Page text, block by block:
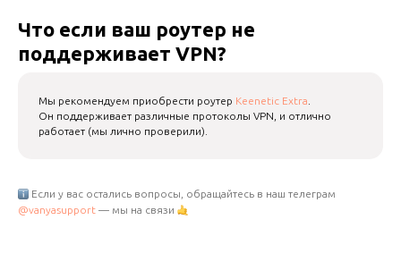
Что если ваш роутер не
поддерживает VPN?
Мы рекомендуем приобрести роутер Keenetic Extra
Он поддерживает различные протоколы VPN, и отлично
работает (мы лично проверили).
Если у вас остались вопросы, обращайтесь в наш телеграм
@vanyasupport — мы на связи